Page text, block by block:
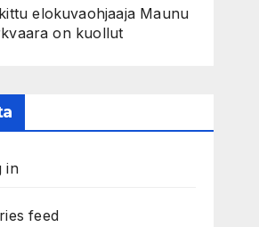
elokuvaohjaaja Maunu
on kuollut
in
feed